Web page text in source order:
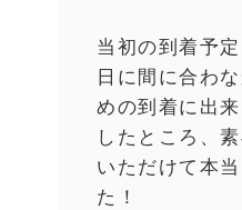
当初の到着予
日に間に合わ
めの到着に出
したところ、
いただけて本
た！